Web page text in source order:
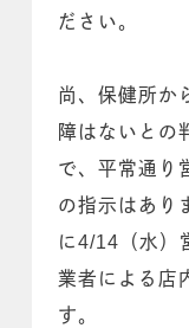
ださい。
尚、保健所か
障はないとの
で、平常通り
の指示はあり
に4/14（水）
業者による店
す。